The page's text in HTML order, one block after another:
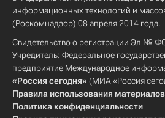
информационных технологий и
(Роскомнадзор) 08 апреля 2014 года.
Свидетельство о регистрации Эл №
Учредитель: Федеральное
предприятие Международное
«Россия сегодня» (МИА «Россия
Правила использования материалов
Политика конфиденциальности